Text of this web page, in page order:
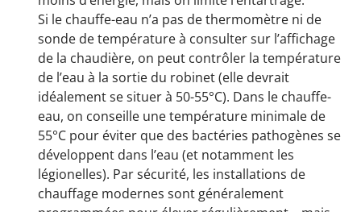
Si le chauffe-eau n’a pas de thermomètre ni de
sonde de température à consulter sur l’affichage
de la chaudière, on peut contrôler la température
de l’eau à la sortie du robinet (elle devrait
idéalement se situer à 50-55°C). Dans le chauffe-
eau, on conseille une température minimale de
55°C pour éviter que des bactéries pathogènes se
développent dans l’eau (et notamment les
légionelles). Par sécurité, les installations de
chauffage modernes sont généralement